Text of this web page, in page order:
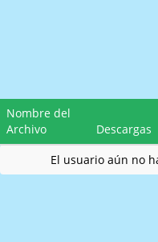
Nombre del
Archivo
Descargas
El usuario aún no